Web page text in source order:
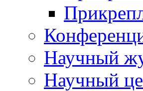
Научный
Научный